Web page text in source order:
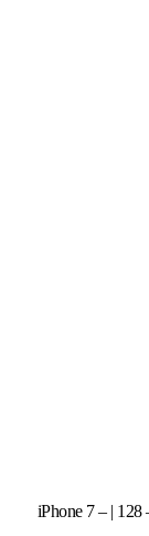
آیفون 7 – 128 | iPhone 7 –